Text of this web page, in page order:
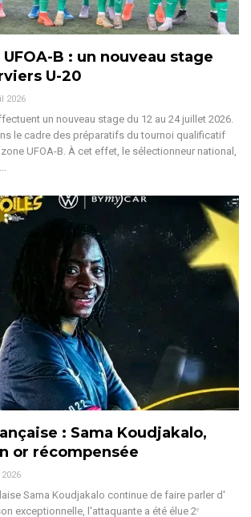
B : un nouveau stage
U-20
2026
un nouveau stage du 12 au 24 juillet 2026.
le cadre des préparatifs du tournoi qualificatif
UFOA-B. À cet effet, le sélectionneur national,
…
: Sama Koudjakalo,
or récompensée
Sama Koudjakalo continue de faire parler d'
exceptionnelle, l'attaquante a été élue 2ᵉ